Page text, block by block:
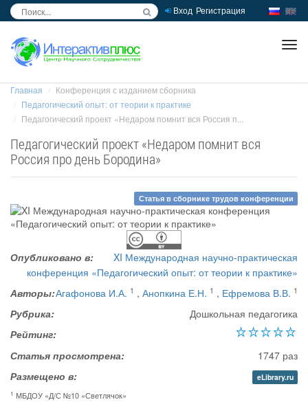
Вход Регистрация
Главная
Конференция с изданием сборника
Педагогический опыт: от теории к практике
Педагогический проект «Недаром помнит вся Россия п...
Педагогический проект «Недаром помнит вся
Россия про день Бородина»
Статья в сборнике трудов конференции
Опубликовано в:
XI Международная научно-практическая
конференция «Педагогический опыт: от теории к практике»
Авторы:Агафонова И.А. 1 , Анопкина Е.Н. 1 , Ефремова В.В. 1
Рубрика:
Дошкольная педагогика
Рейтинг:
Статья просмотрена:
1747 раз
Размещено в:
eLibrary.ru
1 МБДОУ «Д/С №10 «Светлячок»